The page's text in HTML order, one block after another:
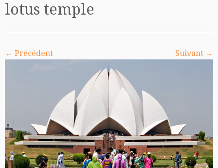
lotus temple
← Précédent Suivant →